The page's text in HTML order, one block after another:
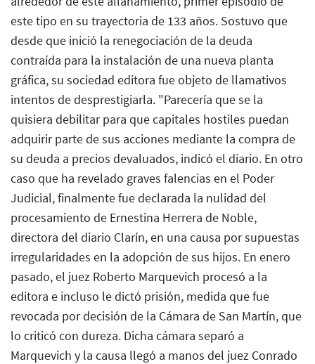
este tipo en su trayectoria de 133 años. Sostuvo que
desde que inició la renegociación de la deuda
contraída para la instalación de una nueva planta
gráfica, su sociedad editora fue objeto de llamativos
intentos de desprestigiarla. "Parecería que se la
quisiera debilitar para que capitales hostiles puedan
adquirir parte de sus acciones mediante la compra de
su deuda a precios devaluados, indicó el diario. En otro
caso que ha revelado graves falencias en el Poder
Judicial, finalmente fue declarada la nulidad del
procesamiento de Ernestina Herrera de Noble,
directora del diario Clarín, en una causa por supuestas
irregularidades en la adopción de sus hijos. En enero
pasado, el juez Roberto Marquevich procesó a la
editora e incluso le dictó prisión, medida que fue
revocada por decisión de la Cámara de San Martín, que
lo criticó con dureza. Dicha cámara separó a
Marquevich y la causa llegó a manos del juez Conrado